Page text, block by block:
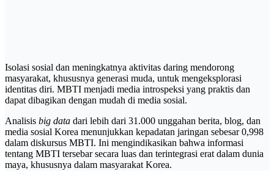
Isolasi sosial dan meningkatnya aktivitas daring mendorong
masyarakat, khususnya generasi muda, untuk mengeksplorasi
identitas diri. MBTI menjadi media introspeksi yang praktis dan
dapat dibagikan dengan mudah di media sosial.
Analisis big data dari lebih dari 31.000 unggahan berita, blog, dan
media sosial Korea menunjukkan kepadatan jaringan sebesar 0,998
dalam diskursus MBTI. Ini mengindikasikan bahwa informasi
tentang MBTI tersebar secara luas dan terintegrasi erat dalam dunia
maya, khususnya dalam masyarakat Korea.